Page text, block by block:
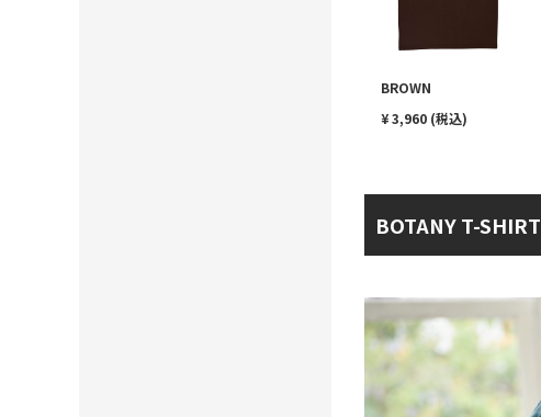
BROWN
¥ 3,960 (税込)
BOTANY T-SHIRT